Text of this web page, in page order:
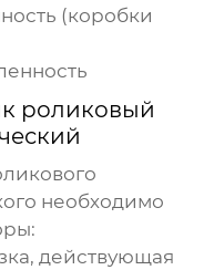
(коробки
роликовый
необходимо
действующая